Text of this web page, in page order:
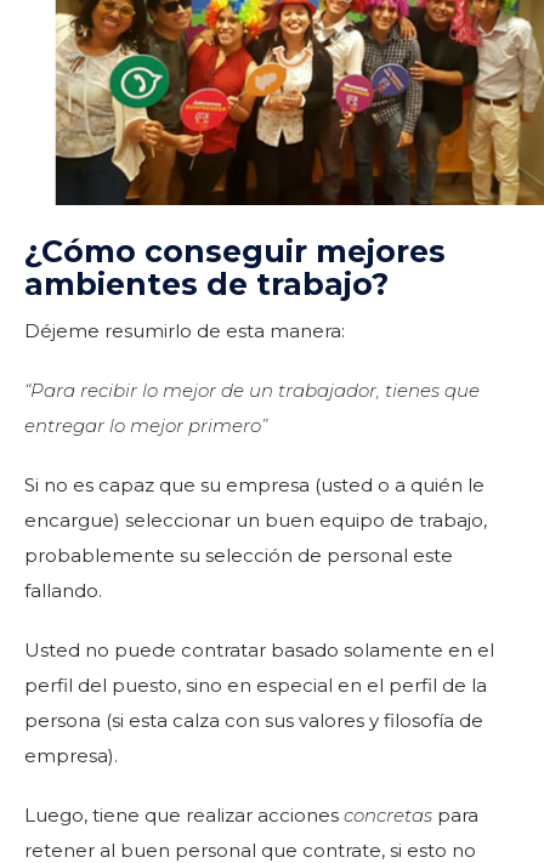
¿Cómo conseguir mejores
ambientes de trabajo?
Déjeme resumirlo de esta manera:
“Para recibir lo mejor de un trabajador, tienes que
entregar lo mejor primero”
Si no es capaz que su empresa (usted o a quién le
encargue) seleccionar un buen equipo de trabajo,
probablemente su selección de personal este
fallando.
Usted no puede contratar basado solamente en el
perfil del puesto, sino en especial en el perfil de la
persona (si esta calza con sus valores y filosofía de
empresa).
Luego, tiene que realizar acciones concretas para
retener al buen personal que contrate, si esto no